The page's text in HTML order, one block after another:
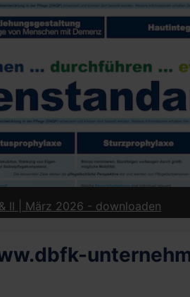
II | März 2026 - downloaden